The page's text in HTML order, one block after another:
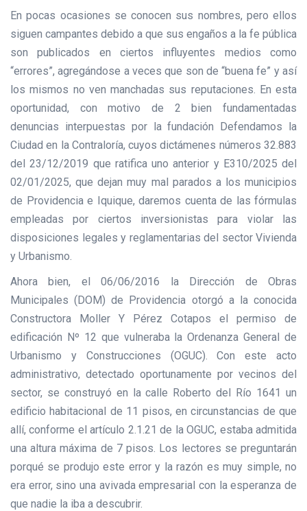
En pocas ocasiones se conocen sus nombres, pero ellos
siguen campantes debido a que sus engaños a la fe pública
son publicados en ciertos influyentes medios como
“errores”, agregándose a veces que son de “buena fe” y así
los mismos no ven manchadas sus reputaciones. En esta
oportunidad, con motivo de 2 bien fundamentadas
denuncias interpuestas por la fundación Defendamos la
Ciudad en la Contraloría, cuyos dictámenes números 32.883
del 23/12/2019 que ratifica uno anterior y E310/2025 del
02/01/2025, que dejan muy mal parados a los municipios
de Providencia e Iquique, daremos cuenta de las fórmulas
empleadas por ciertos inversionistas para violar las
disposiciones legales y reglamentarias del sector Vivienda
y Urbanismo.
Ahora bien, el 06/06/2016 la Dirección de Obras
Municipales (DOM) de Providencia otorgó a la conocida
Constructora Moller Y Pérez Cotapos el permiso de
edificación Nº 12 que vulneraba la Ordenanza General de
Urbanismo y Construcciones (OGUC). Con este acto
administrativo, detectado oportunamente por vecinos del
sector, se construyó en la calle Roberto del Río 1641 un
edificio habitacional de 11 pisos, en circunstancias de que
allí, conforme el artículo 2.1.21 de la OGUC, estaba admitida
una altura máxima de 7 pisos. Los lectores se preguntarán
porqué se produjo este error y la razón es muy simple, no
era error, sino una avivada empresarial con la esperanza de
que nadie la iba a descubrir.